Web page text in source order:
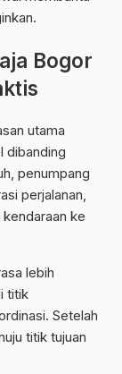
Bogor
utama
dibanding
penumpang
perjalanan,
ke
lebih
titik
Setelah
titik tujuan